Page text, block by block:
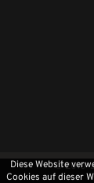
© 2010-
Diese Website
Cookies auf dieser